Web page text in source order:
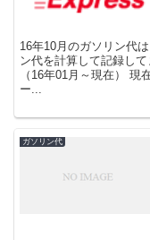
16年10月のガソリン代
ン代を計算して記録し
（16年01月～現在）
ー...
ガソリン代